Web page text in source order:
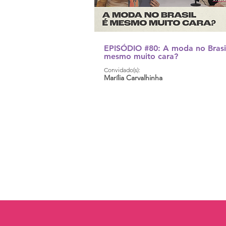
EPISÓDIO #80: A moda no
mesmo muito cara?
Convidado(s):
Marília Carvalhinha